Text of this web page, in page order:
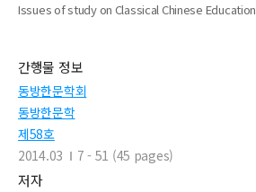
Issues of study on Classical Chinese Education
간행물 정보
동방한문학회
동방한문학
제58호
2014.03
7 - 51 (45 pages)
저자